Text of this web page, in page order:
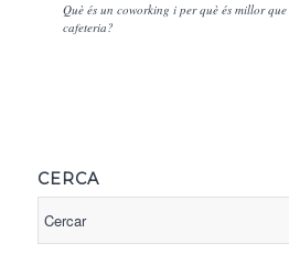
Què és un coworking i per què és millor
cafeteria?
CERCA